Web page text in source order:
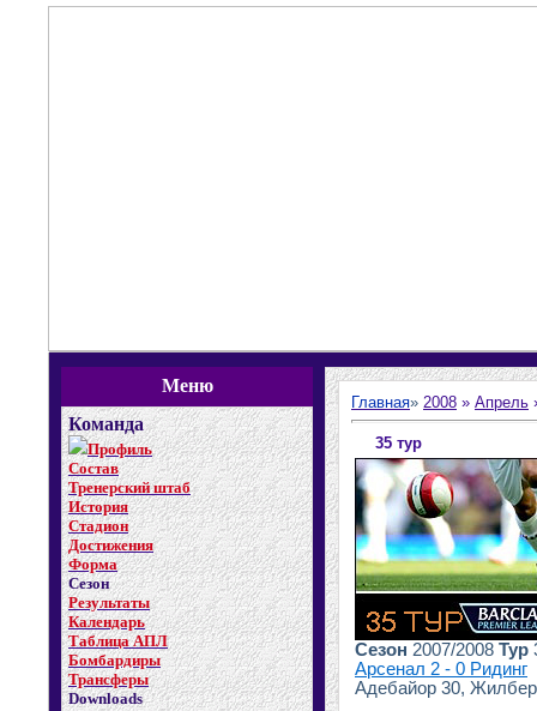
Меню
Команда
Профиль
Состав
Тренерский штаб
История
Стадион
Достижения
Форма
Сезон
Результаты
Календарь
Таблица АПЛ
Бомбардиры
Трансферы
Downloads
Главная» 2008 » Апрель
35 тур
Сезон 2007/2008 Тур
Арсенал 2 - 0 Ридинг
Адебайор 30,